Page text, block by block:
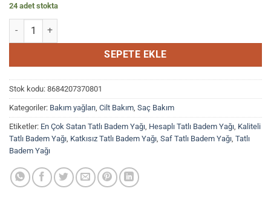
24 adet stokta
Tatlı Badem Yağı TEMPOFRESH 50 ml. adet
SEPETE EKLE
Stok kodu: 8684207370801
Kategoriler: Bakım yağları Cilt Bakım Saç Bakım
Etiketler: En Çok Satan Tatlı Badem Yağı Hesaplı Tatlı Badem Yağı Kaliteli
Tatlı Badem Yağı Katkısız Tatlı Badem Yağı Saf Tatlı Badem Yağı Tatlı
Badem Yağı